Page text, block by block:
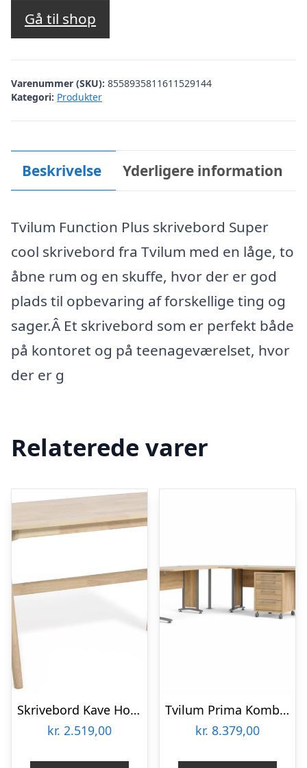
Gå til shop
Varenummer (SKU): 8558935811611529144
Kategori: Produkter
Beskrivelse Yderligere information
Tvilum Function Plus skrivebord Super
cool skrivebord fra Tvilum med en låge, to
åbne rum og en skuffe, hvor der er god
plads til opbevaring af forskellige ting og
sager.Â Et skrivebord som er perfekt både
på kontoret og på teenageværelset, hvor
der er g
Relaterede varer
Skrivebord Kave Home Curie – massivt gummitræ arbejdsbord, nordisk moderne design, 120x60x73 cm
kr. 2.519,00
Tvilum Prima Komb. hjørneskrivebord – 230 x 200 cm – Eg & metal : Erling Christensen Møbler
kr. 8.379,00